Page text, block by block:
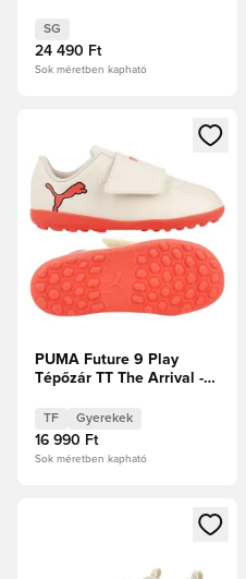
Fehér/Ultra Red/PUMA
Fekete
SG
24 490 Ft
Sok méretben kapható
Megnyit egy modált a
PUMA Future 9 Play
Tépőzár TT The Arrival -
Fehér/Ultra Red/PUMA
Fekete Kisgyerekek
TF Gyerekek
16 990 Ft
Sok méretben kapható
Megnyit egy modált a